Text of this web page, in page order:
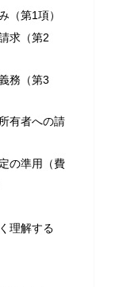
（第1項）
求（第2
務（第3
有者への請
の準用（費
理解する